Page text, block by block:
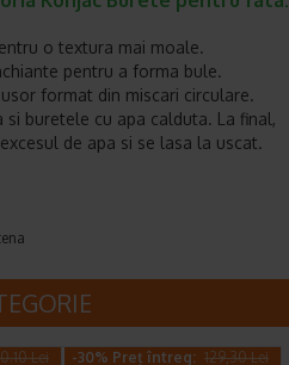
o textura mai moale.
pentru a forma bule.
format din miscari circulare.
buretele cu apa calduta. La final,
de apa si se lasa la uscat.
Lei
-30% Preț întreg: 129,30 Lei